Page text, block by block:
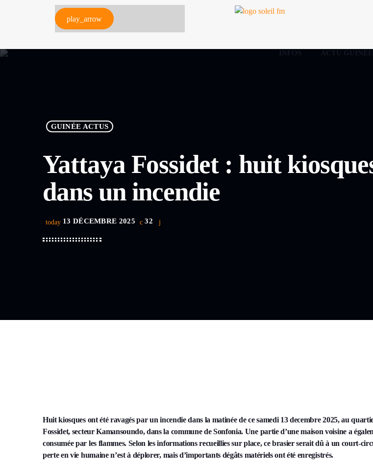
play_arrow
INFOS ACTU GUINÉE
GUINÉE ACTUS
Yattaya Fossidet : huit
dans un incendie
today 13 DÉCEMBRE 2025 32
Huit kiosques ont été ravagés par un incendie dans la matinée de ce samedi 13 decembre 2025, au
Fossidet, secteur Kamansoundo, dans la commune de Sonfonia. Une partie d’une maison voisine a
consumée par les flammes. Selon les informations recueillies sur place, ce brasier serait dû à un court-
perte en vie humaine n’est à déplorer, mais d’importants dégâts matériels ont été enregistrés.